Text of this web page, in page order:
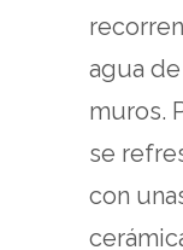
agua
muros.
se
con